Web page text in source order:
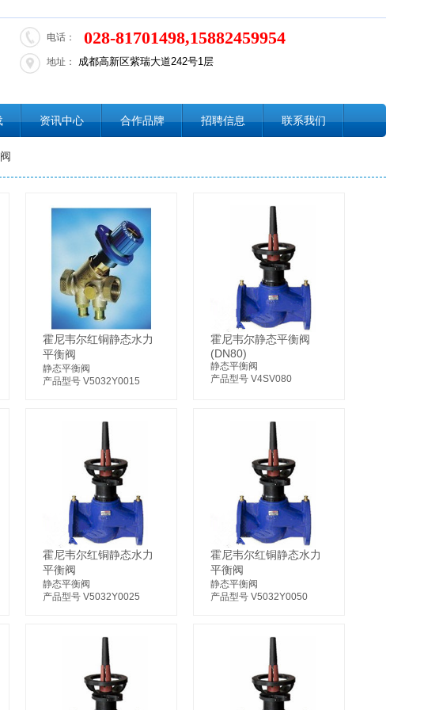
电话：
资讯中心 合作品牌 招聘信息 联系我们
成都高新区紫瑞大道242号1层
028-81701498,15882459954
地址：
霍尼韦尔红铜静态水力
平衡阀
静态平衡阀
产品型号 V5032Y0015
霍尼韦尔静态平衡阀
(DN80)
静态平衡阀
产品型号 V4SV080
霍尼韦尔红铜静态水力
平衡阀
静态平衡阀
产品型号 V5032Y0025
霍尼韦尔红铜静态水力
平衡阀
静态平衡阀
产品型号 V5032Y0050